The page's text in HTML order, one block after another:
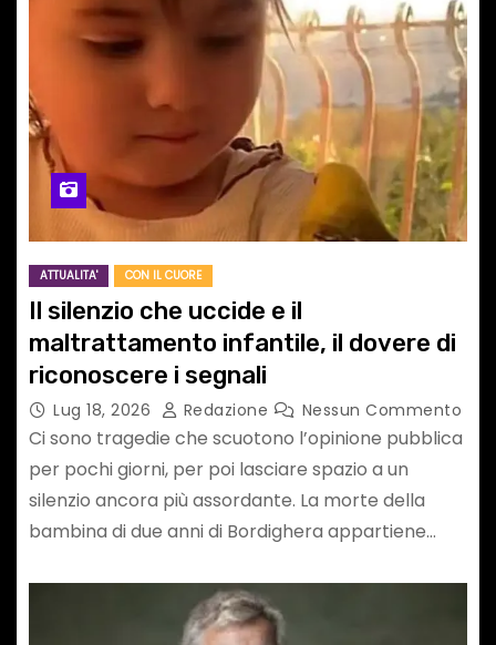
ATTUALITA' CON IL CUORE
Il silenzio che uccide e il
maltrattamento infantile, il dovere di
riconoscere i segnali
Lug 18, 2026 Redazione Nessun Commento
Ci sono tragedie che scuotono l’opinione pubblica
per pochi giorni, per poi lasciare spazio a un
silenzio ancora più assordante. La morte della
bambina di due anni di Bordighera appartiene…